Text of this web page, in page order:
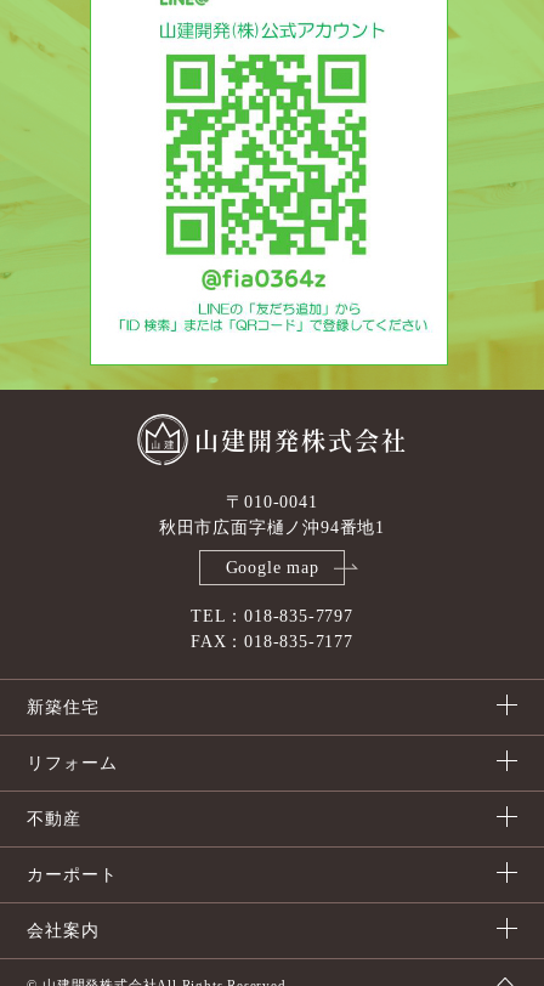
山建開発株式会社
〒010-0041
秋田市広面字樋ノ沖94番地1
Google map
TEL：018-835-7797
FAX：018-835-7177
新築住宅
リフォーム
不動産
カーポート
会社案内